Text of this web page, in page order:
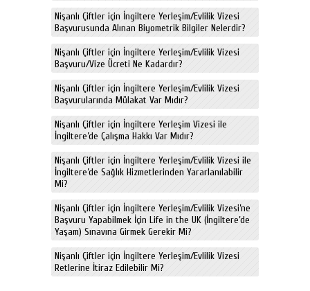
Nişanlı Çiftler için İngiltere Yerleşim/Evlilik Vizesi
Başvurusunda Alınan Biyometrik Bilgiler Nelerdir?
Nişanlı Çiftler için İngiltere Yerleşim/Evlilik Vizesi
Başvuru/Vize Ücreti Ne Kadardır?
Nişanlı Çiftler için İngiltere Yerleşim/Evlilik Vizesi
Başvurularında Mülakat Var Mıdır?
Nişanlı Çiftler için İngiltere Yerleşim Vizesi ile
İngiltere’de Çalışma Hakkı Var Mıdır?
Nişanlı Çiftler için İngiltere Yerleşim/Evlilik Vizesi ile
İngiltere’de Sağlık Hizmetlerinden Yararlanılabilir
Mi?
Nişanlı Çiftler için İngiltere Yerleşim/Evlilik Vizesi’ne
Başvuru Yapabilmek İçin Life in the UK (İngiltere’de
Yaşam) Sınavına Girmek Gerekir Mi?
Nişanlı Çiftler için İngiltere Yerleşim/Evlilik Vizesi
Retlerine İtiraz Edilebilir Mi?